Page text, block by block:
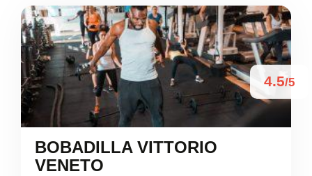
4.5/5
BOBADILLA VITTORIO
VENETO